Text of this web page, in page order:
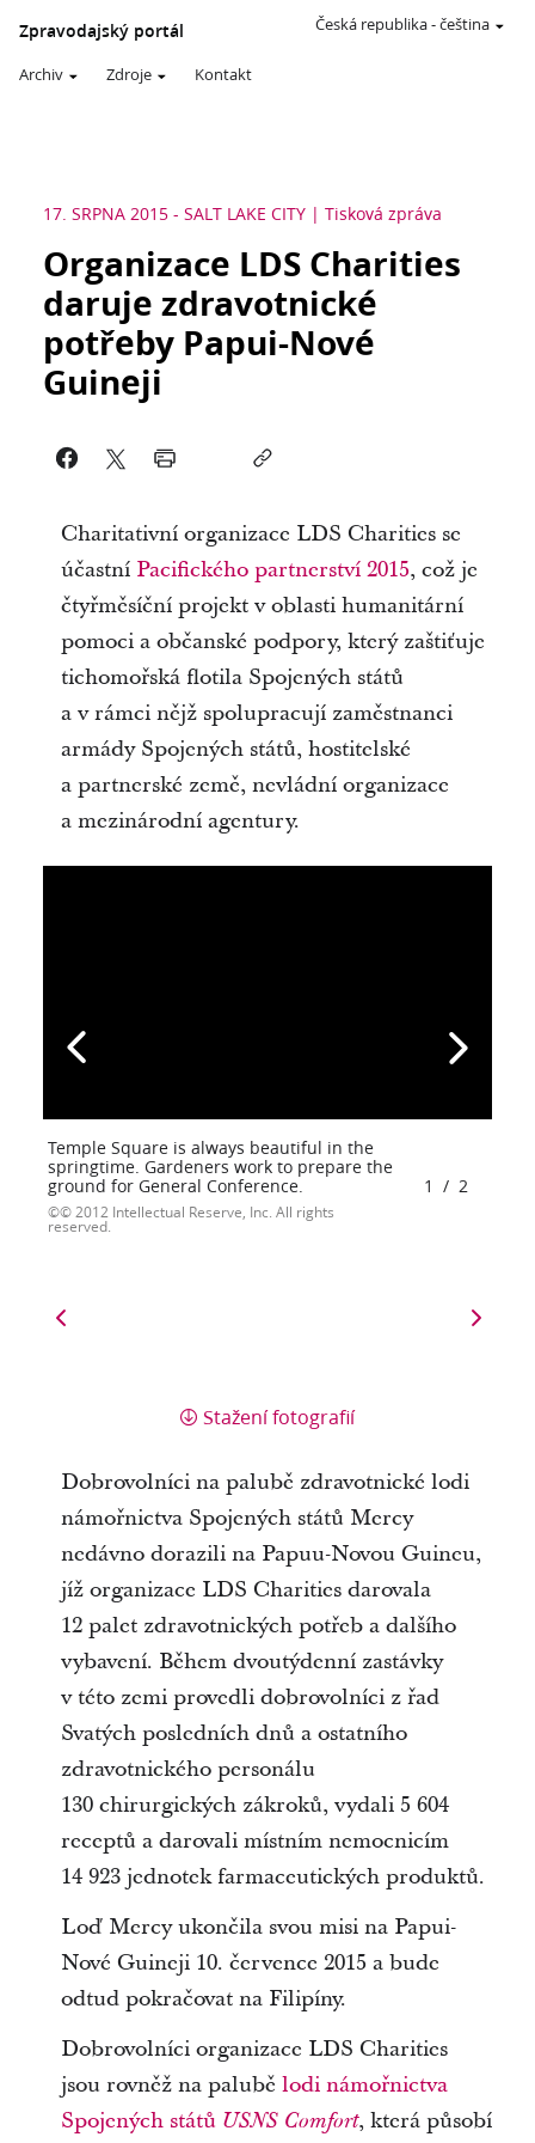
Zpravodajský portál
Archiv Zdroje Kontakt
Česká republika-čeština
17. SRPNA 2015 - SALT LAKE CITY Tisková zpráva
Organizace LDS Charities
daruje zdravotnické
potřeby Papui-Nové
Guineji
Charitativní organizace LDS Charities se
účastní Pacifického partnerství 2015, což je
čtyřměsíční projekt v oblasti humanitární
pomoci a občanské podpory, který zaštiťuje
tichomořská flotila Spojených států
a v rámci nějž spolupracují zaměstnanci
armády Spojených států, hostitelské
a partnerské země, nevládní organizace
a mezinárodní agentury.
Temple Square is always beautiful in the
springtime. Gardeners work to prepare the
ground for General Conference.
© 2012 Intellectual Reserve, Inc. All rights
reserved.
1 / 2
Stažení fotografií
Dobrovolníci na palubě zdravotnické lodi
námořnictva Spojených států Mercy
nedávno dorazili na Papuu-Novou Guineu,
jíž organizace LDS Charities darovala
12 palet zdravotnických potřeb a dalšího
vybavení. Během dvoutýdenní zastávky
v této zemi provedli dobrovolníci z řad
Svatých posledních dnů a ostatního
zdravotnického personálu
130 chirurgických zákroků, vydali 5 604
receptů a darovali místním nemocnicím
14 923 jednotek farmaceutických produktů.
Loď Mercy ukončila svou misi na Papui-
Nové Guineji 10. července 2015 a bude
odtud pokračovat na Filipíny.
Dobrovolníci organizace LDS Charities
jsou rovněž na palubě lodi námořnictva
Spojených států USNS Comfort, která působí